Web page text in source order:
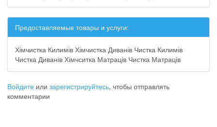
Предоставляемые товары и услуги:
Хімчистка Килимів Хімчистка Диванів Чистка Килимів
Чистка Диванів Хімчситка Матраців Чистка Матраців
Войдите или зарегистрируйтесь, чтобы отправлять
комментарии